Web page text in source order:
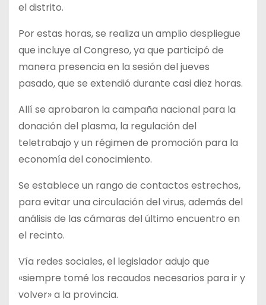
el distrito.
Por estas horas, se realiza un amplio despliegue
que incluye al Congreso, ya que participó de
manera presencia en la sesión del jueves
pasado, que se extendió durante casi diez horas.
Allí se aprobaron la campaña nacional para la
donación del plasma, la regulación del
teletrabajo y un régimen de promoción para la
economía del conocimiento.
Se establece un rango de contactos estrechos,
para evitar una circulación del virus, además del
análisis de las cámaras del último encuentro en
el recinto.
Vía redes sociales, el legislador adujo que
«siempre tomé los recaudos necesarios para ir y
volver» a la provincia.